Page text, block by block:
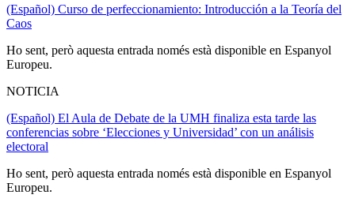
(Español) Curso de perfeccionamiento: Introducción a la Teoría del
Caos
Ho sent, però aquesta entrada només està disponible en Espanyol
Europeu.
NOTICIA
(Español) El Aula de Debate de la UMH finaliza esta tarde las
conferencias sobre ‘Elecciones y Universidad’ con un análisis
electoral
Ho sent, però aquesta entrada només està disponible en Espanyol
Europeu.